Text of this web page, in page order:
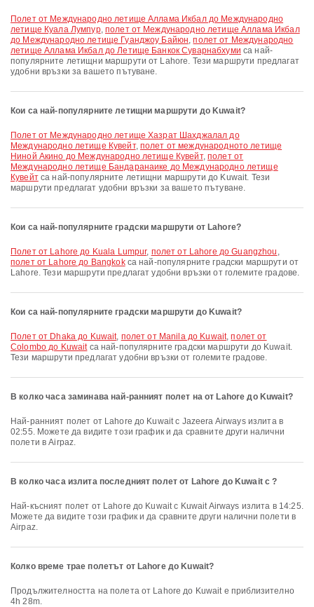
полет от Международно летище Аллама Икбал до Международно
летище Куала Лумпур, полет от Международно летище Аллама Икбал
до Международно летище Гуанджоу Байюн,полет от Международно
летище Аллама Икбал до Летище Банкок Суварнабхуми са най-
популярните летищни маршрути от Lahore. Тези маршрути предлагат
удобни връзки за вашето пътуване.
Кои са най-популярните летищни маршрути до Kuwait?
полет от Международно летище Хазрат Шахджалал до
Международно летище Кувейт, полет от международното летище
Ниной Акино до Международно летище Кувейт,полет от
Международно летище Бандаранаике до Международно летище
Кувейтса най-популярните летищни маршрути до Kuwait. Тези
маршрути предлагат удобни връзки за вашето пътуване.
Кои са най-популярните градски маршрути от Lahore?
полет от Lahore до Kuala Lumpur, полет от Lahore до Guangzhou ,
полет от Lahore до Bangkokса най-популярните градски маршрути от
Lahore. Тези маршрути предлагат удобни връзки от големите градове.
Кои са най-популярните градски маршрути до Kuwait?
полет от Dhaka до Kuwait, полет от Manila до Kuwait,полет от
Colombo до Kuwaitса най-популярните градски маршрути до Kuwait.
Тези маршрути предлагат удобни връзки от големите градове.
В колко часа заминава най-ранният полет на от Lahore до Kuwait?
Най-ранният полет от Lahore до Kuwait с Jazeera Airways излита в
02:55. Можете да видите този график и да сравните други налични
полети в Airpaz.
В колко часа излита последният полет от Lahore до Kuwait с ?
Най-късният полет от Lahore до Kuwait с Kuwait Airways излита в 14:25.
Можете да видите този график и да сравните други налични полети в
Airpaz.
Колко време трае полетът от Lahore до Kuwait?
Продължителността на полета от Lahore до Kuwait е приблизително
4h 28m.